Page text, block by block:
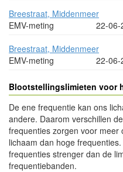
Breestraat, Middenmeer
EMV-meting
22-06-
Breestraat, Middenmeer
EMV-meting
22-06-
Blootstellingslimieten voor
De ene frequentie kan ons
andere. Daarom verschillen
frequenties zorgen voor meer
lichaam dan hoge
frequenties strenger dan de
frequentiebanden.